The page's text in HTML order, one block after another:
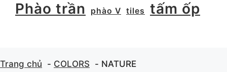
Phào trần phào V tiles tấm ốp
Trang chủ COLORS NATURE